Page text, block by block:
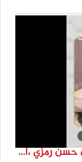
انتماء2021: موال لعيون فلسطين ، الفنان حسن رمزي ،الاردن